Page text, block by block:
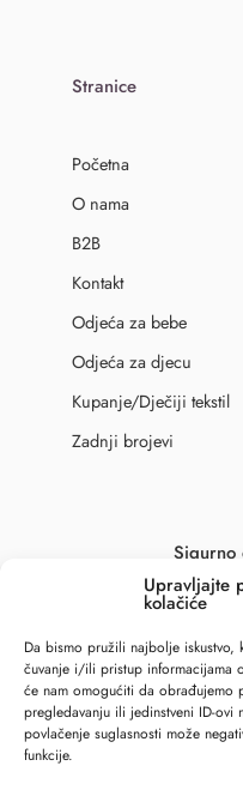
Upravljajte
kolačiće
Da bismo pružili najbolje
čuvanje i/ili pristup informacijama
će nam omogućiti da obrađujemo
pregledavanju ili jedinstveni ID-
povlačenje suglasnosti može
funkcije.
Stranice
Početna
O nama
B2B
Kontakt
Odjeća za bebe
Odjeća za djecu
Kupanje/Dječiji tekstil
Zadnji brojevi
Sigurno